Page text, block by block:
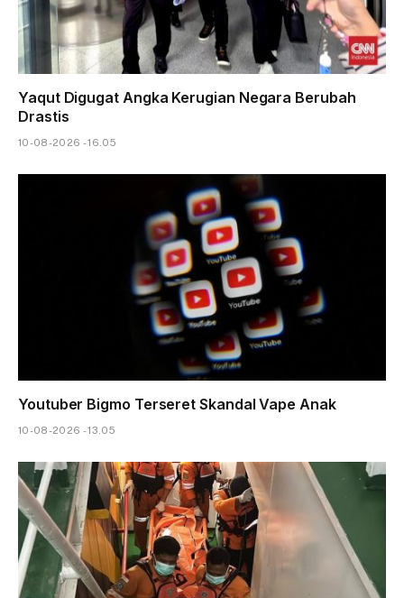
Yaqut Digugat Angka Kerugian Negara Berubah
Drastis
10-08-2026 - 16.05
Youtuber Bigmo Terseret Skandal Vape Anak
10-08-2026 - 13.05